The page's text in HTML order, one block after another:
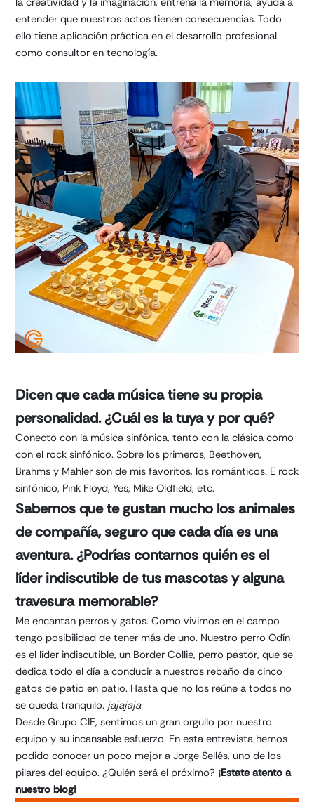
entender que nuestros actos tienen consecuencias. Todo
ello tiene aplicación práctica en el desarrollo profesional
como consultor en tecnología.
Dicen que cada música tiene su propia
personalidad. ¿Cuál es la tuya y por qué?
Conecto con la música sinfónica, tanto con la clásica como
con el rock sinfónico. Sobre los primeros, Beethoven,
Brahms y Mahler son de mis favoritos, los románticos. E rock
sinfónico, Pink Floyd, Yes, Mike Oldfield, etc.
Sabemos que te gustan mucho los animales
de compañía, seguro que cada día es una
aventura. ¿Podrías contarnos quién es el
líder indiscutible de tus mascotas y alguna
travesura memorable?
Me encantan perros y gatos. Como vivimos en el campo
tengo posibilidad de tener más de uno. Nuestro perro Odín
es el líder indiscutible, un Border Collie, perro pastor, que se
dedica todo el día a conducir a nuestros rebaño de cinco
gatos de patio en patio. Hasta que no los reúne a todos no
se queda tranquilo. jajajaja
Desde Grupo CIE, sentimos un gran orgullo por nuestro
equipo y su incansable esfuerzo. En esta entrevista hemos
podido conocer un poco mejor a Jorge Sellés, uno de los
pilares del equipo. ¿Quién será el próximo? ¡Estate atento a
nuestro blog!